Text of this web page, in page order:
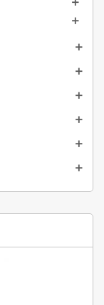
add
add
add
add
add
add
add
add